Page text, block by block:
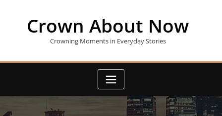
Crown About Now
Crowning Moments in Everyday Stories